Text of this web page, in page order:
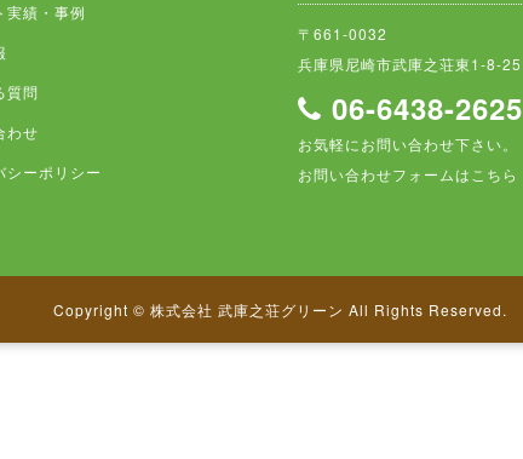
実績・事例
質問
わせ
シーポリシー
〒661-0032
兵庫県尼崎市武庫之荘東1-8-25
06-6438-2625
お気軽にお問い合わせ下さい。
お問い合わせフォームはこちら
Copyright © 株式会社 武庫之荘グリーン All Rights Reserved.